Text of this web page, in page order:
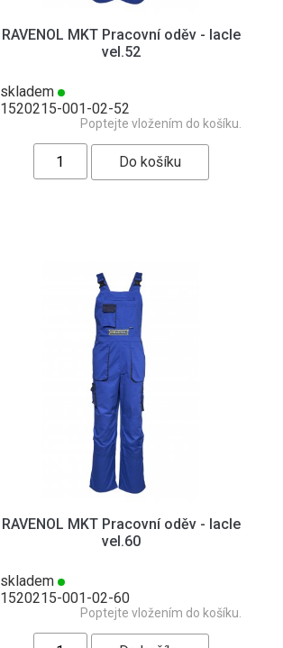
RAVENOL MKT Pracovní oděv - lacle
vel.52
skladem
1520215-001-02-52
Poptejte vložením do košíku.
RAVENOL MKT Pracovní oděv - lacle
vel.60
skladem
1520215-001-02-60
Poptejte vložením do košíku.